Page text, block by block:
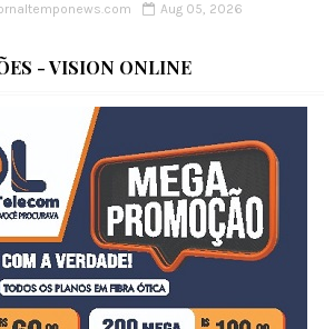
Aug 05, 2026
- VISION ONLINE